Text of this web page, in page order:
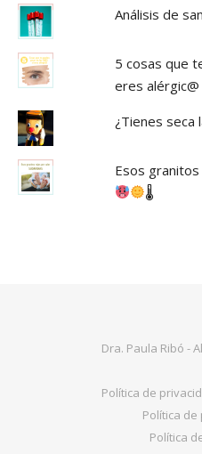
Análisis de
5 cosas que
eres alérgic@
¿Tienes seca
Esos
🌡
Dra. Paula Ribó -
Política de
Política
Política